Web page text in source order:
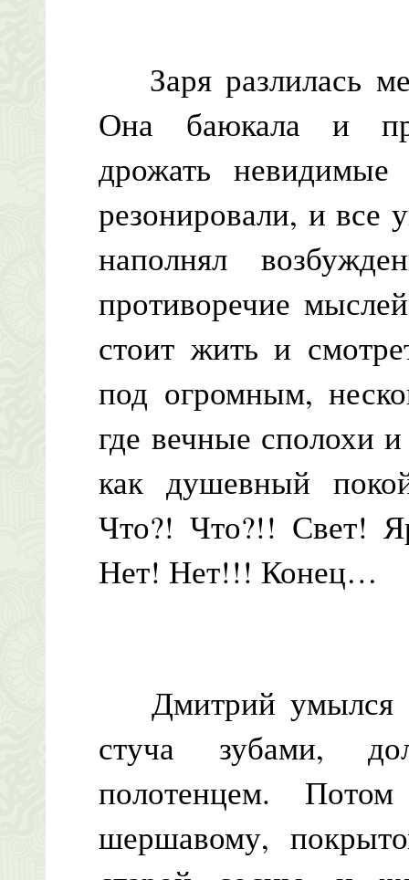
Заря разлилась
Она баюкала и
дрожать
резонировали, и все
наполнял
противоречие
стоит жить и
под огромным,
где вечные сполохи
как душевный
Что?! Что?!! Свет!
Нет! Нет!!! Конец…
Дмитрий умылся
стуча зубами,
полотенцем.
шершавому,